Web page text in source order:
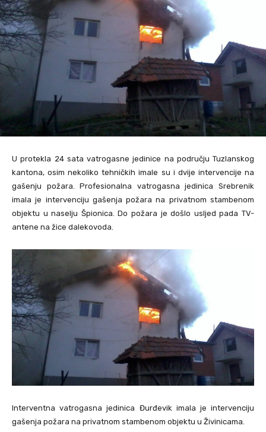
U protekla 24 sata vatrogasne jedinice na području Tuzlanskog
kantona, osim nekoliko tehničkih imale su i dvije intervencije na
gašenju požara. Profesionalna vatrogasna jedinica Srebrenik
imala je intervenciju gašenja požara na privatnom stambenom
objektu u naselju Špionica. Do požara je došlo usljed pada TV-
antene na žice dalekovoda.
Interventna vatrogasna jedinica Đurđevik imala je intervenciju
gašenja požara na privatnom stambenom objektu u Živinicama.